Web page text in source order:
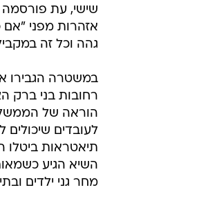
שישי, עת
אזהרות מפני "אם
גהה וכל זה
במשטרה הגבירו
רחובות בני ברק
הוראה של
לעובדים שיכולים
תיאטראות ביטלו
השיא הגיע
מחר גני ילדים